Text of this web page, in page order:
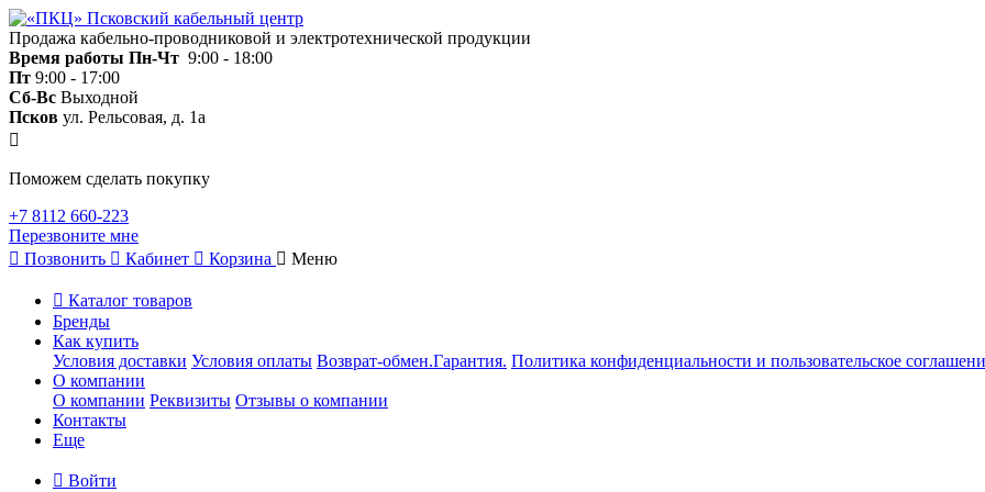
Продажа кабельно-проводниковой и электротехнической продукции
Время работы Пн-Чт 9:00 - 18:00
Пт 9:00 - 17:00
Сб-Вс Выходной
Псков ул. Рельсовая, д. 1а
Поможем сделать покупку
+7 8112 660-223
Перезвоните мне
Позвонить
Кабинет Корзина Меню
Каталог товаров
Бренды
Как купить
Условия доставки Условия оплаты Возврат-обмен.Гарантия. Политика конфиденциальности и пользовательское
О компании
О компании Реквизиты Отзывы о компании
Контакты
Еще
Войти